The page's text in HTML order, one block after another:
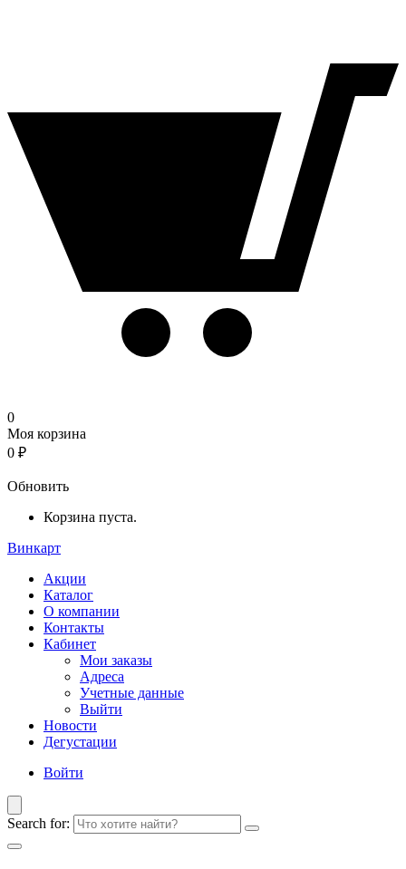
0
Моя корзина
0 ₽
Обновить
Корзина пуста.
Винкарт
Акции
Каталог
О компании
Контакты
Кабинет
Мои заказы
Адреса
Учетные данные
Выйти
Новости
Дегустации
Войти
Search for: